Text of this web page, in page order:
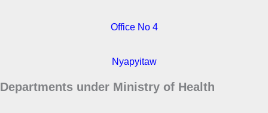
Office No 4
Nyapyitaw
Departments under Ministry of Health